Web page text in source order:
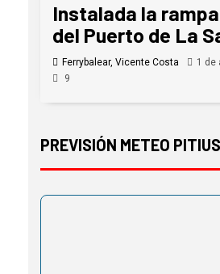
Instalada la
del Puerto de La
Ferrybalear, Vicente Costa
1 de
9
PREVISIÓN METEO